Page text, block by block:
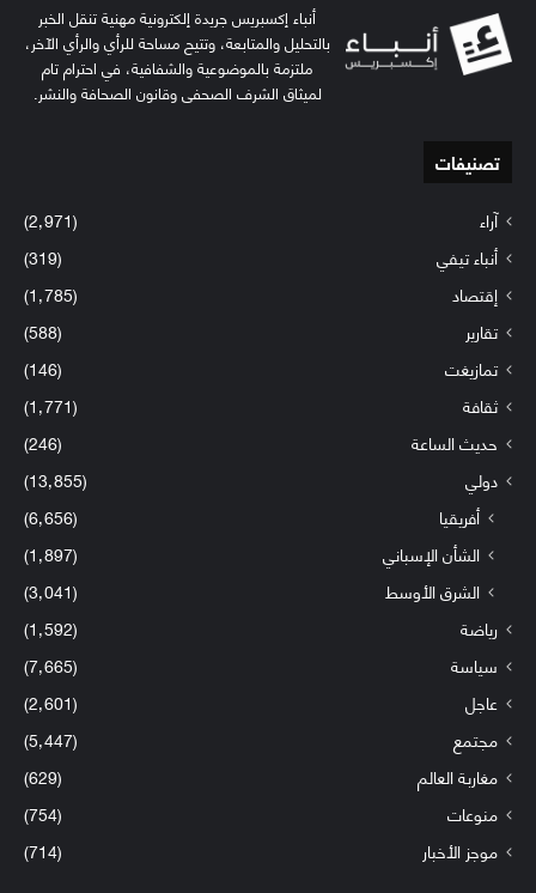
أنباء إكسبريس جريدة إلكترونية مهنية تنقل الخبر
بالتحليل والمتابعة، وتتيح مساحة للرأي والرأي الآخر،
ملتزمة بالموضوعية والشفافية، في احترام تام
لميثاق الشرف الصحفي وقانون الصحافة والنشر.
تصنيفات
آراء
(2٬971)
أنباء تيفي
(319)
إقتصاد
(1٬785)
تقارير
(588)
تمازيغت
(146)
ثقافة
(1٬771)
حديث الساعة
(246)
دولي
(13٬855)
أفريقيا
(6٬656)
الشأن الإسباني
(1٬897)
الشرق الأوسط
(3٬041)
رياضة
(1٬592)
سياسة
(7٬665)
عاجل
(2٬601)
مجتمع
(5٬447)
مغاربة العالم
(629)
منوعات
(754)
موجز الأخبار
(714)